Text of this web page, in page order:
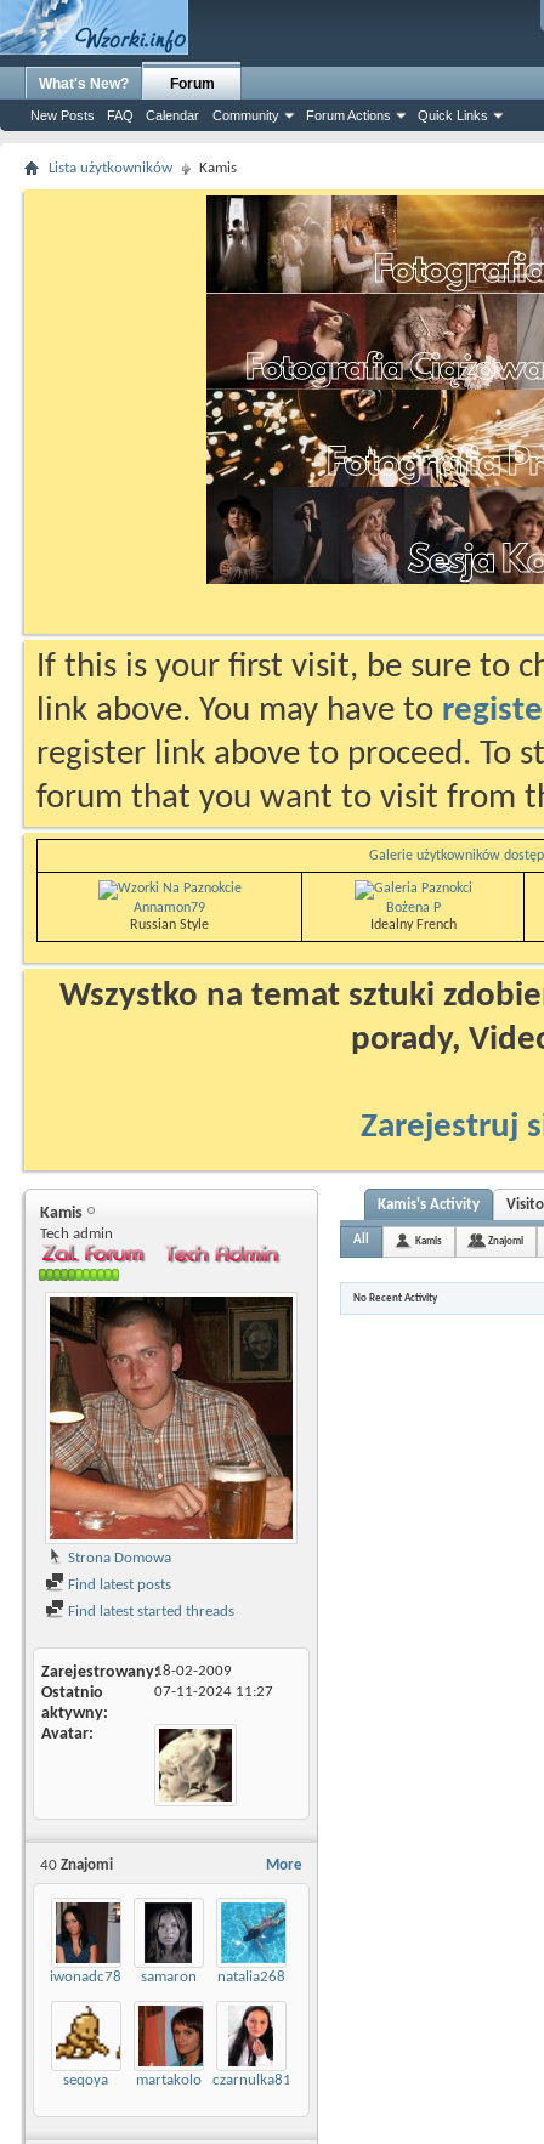
What's New? Forum
New Posts FAQ Calendar Community Forum Actions Quick Links
Lista użytkowników Kamis
If this is your first visit, be sure to
link above. You may have to
register link above to proceed. To
forum that you want to visit from
Galerie użytkowników
Annamon79
Russian Style
Bożena P
Idealny French
Wszystko na temat sztuki
porady,
Zarejestruj
Kamis
Tech admin
Strona Domowa
Find latest posts
Find latest started threads
Zarejestrowany18-02-2009
Ostatnio
aktywny
07-11-2024 11:27
Avatar
More
40 Znajomi
iwonadc78 samaron natalia268
seqoya martakolo czarnulka81
Kamis's Activity
All Kamis Znajomi
No Recent Activity